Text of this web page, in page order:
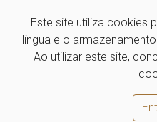
Este site utiliza cookies
língua e o
Ao utilizar este site,